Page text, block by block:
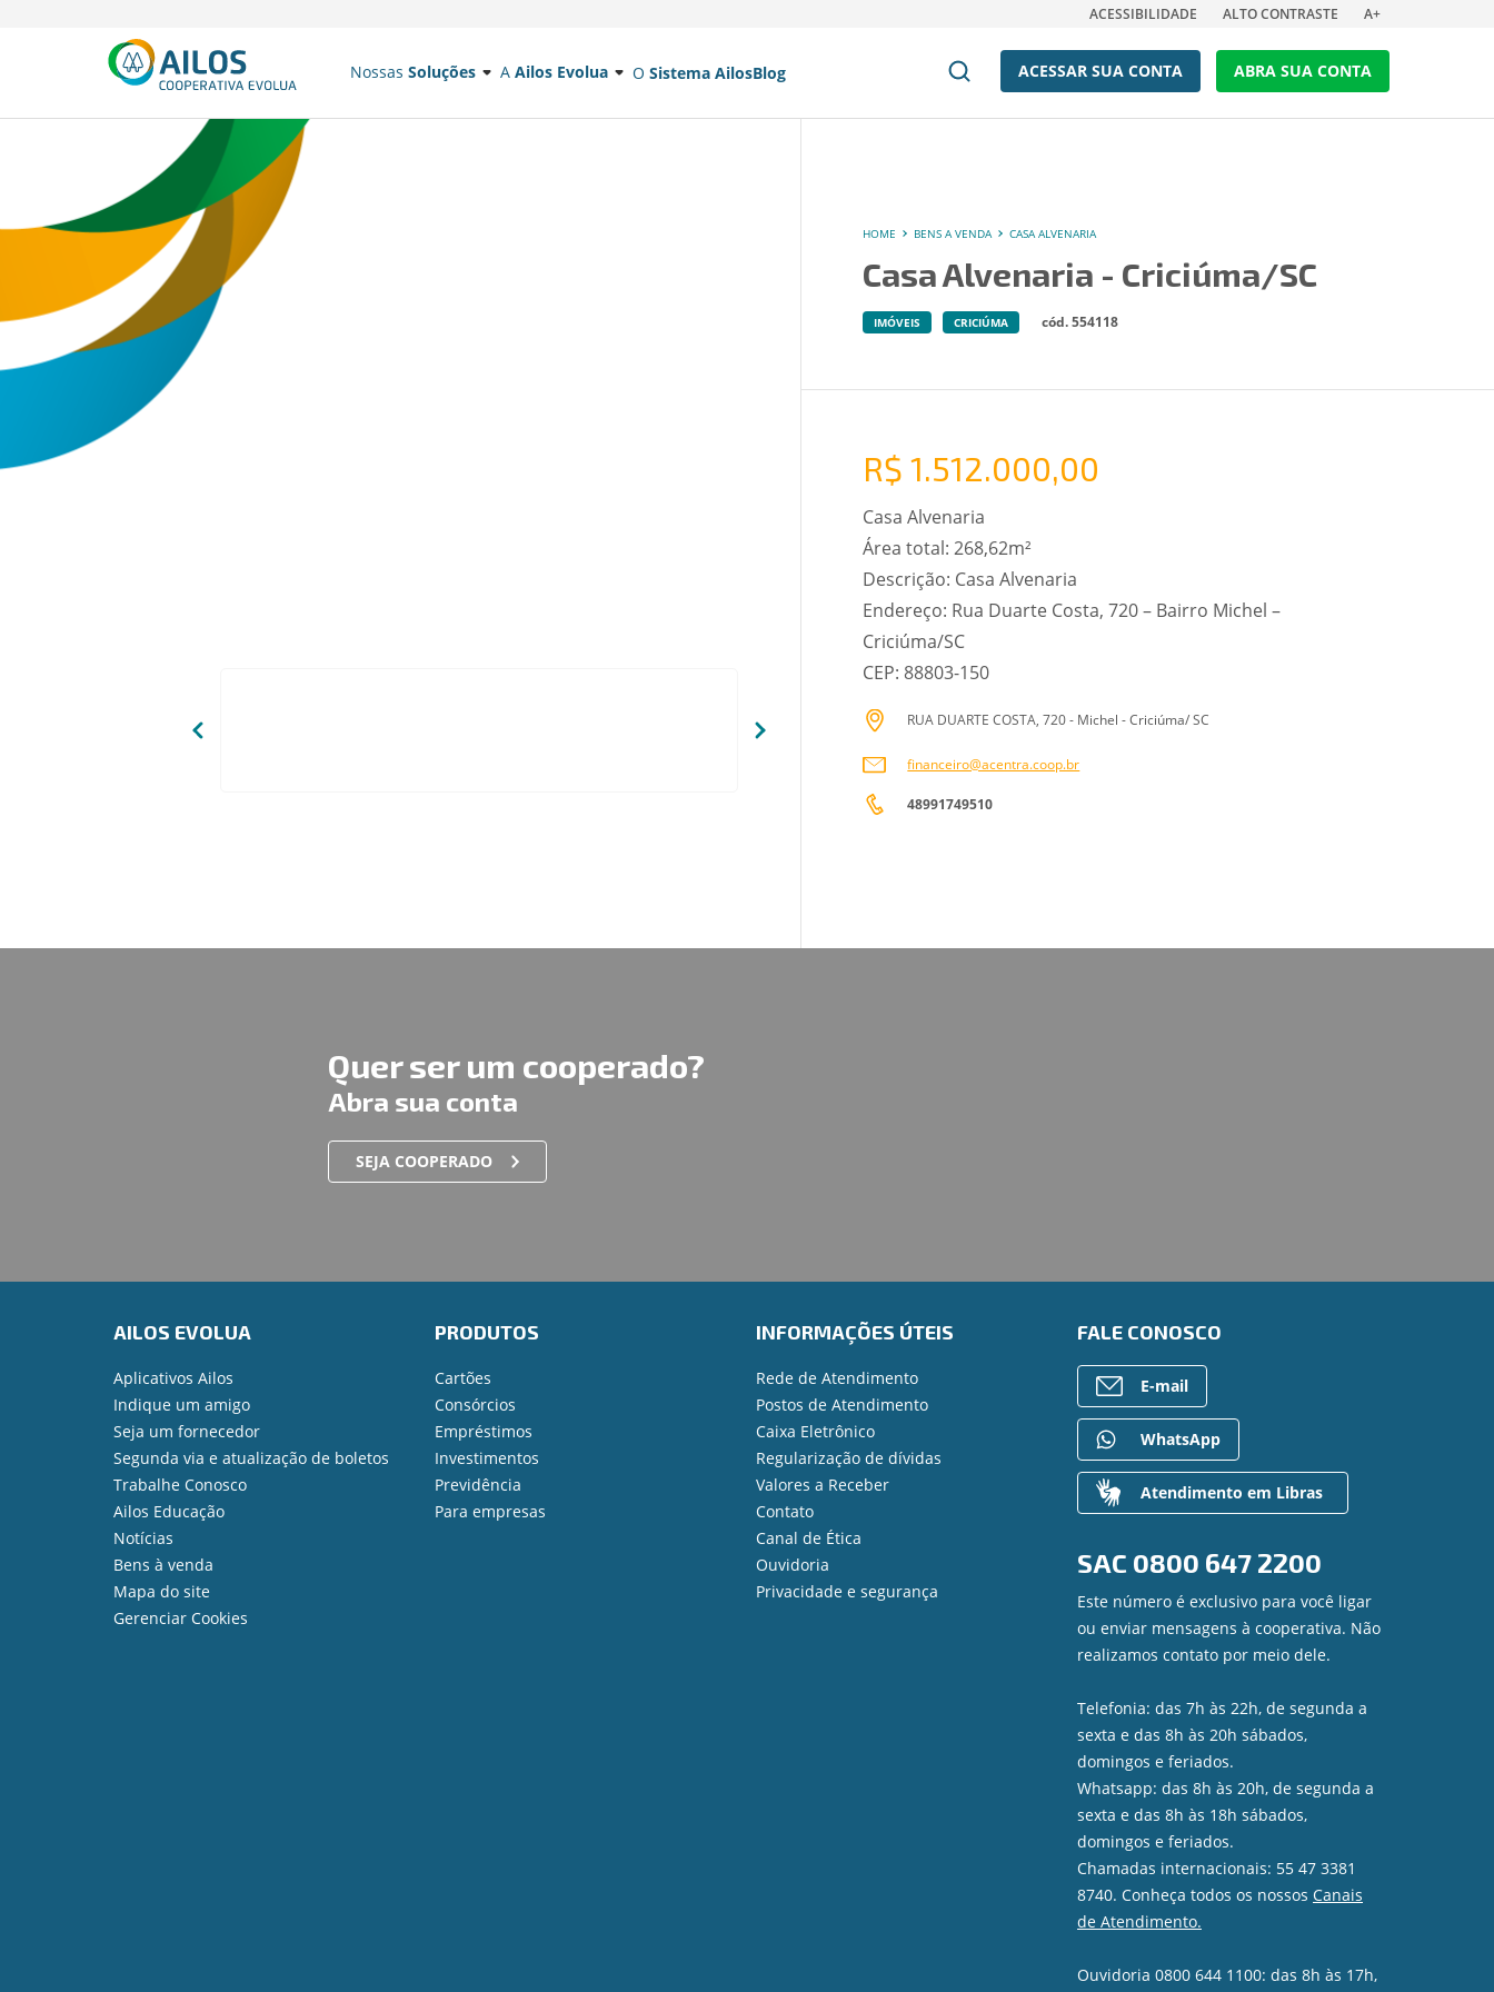
ACESSIBILIDADE ALTO CONTRASTE A+
Nossas Soluções A Ailos Evolua O Sistema AilosBlog ACESSAR SUA CONTA ABRA SUA CONTA
HOME BENS A VENDA CASA ALVENARIA
Casa Alvenaria - Criciúma/SC
IMÓVEIS CRICIÚMA cód. 554118
R$ 1.512.000,00
Casa Alvenaria
Área total: 268,62m²
Descrição: Casa Alvenaria
Endereço: Rua Duarte Costa, 720 – Bairro Michel –
Criciúma/SC
CEP: 88803-150
RUA DUARTE COSTA, 720 - Michel - Criciúma/ SC
financeiro@acentra.coop.br
48991749510
Quer ser um cooperado?
Abra sua conta
SEJA COOPERADO
AILOS EVOLUA
Aplicativos Ailos
Indique um amigo
Seja um fornecedor
Segunda via e atualização de boletos
Trabalhe Conosco
Ailos Educação
Notícias
Bens à venda
Mapa do site
Gerenciar Cookies
PRODUTOS
Cartões
Consórcios
Empréstimos
Investimentos
Previdência
Para empresas
INFORMAÇÕES ÚTEIS
Rede de Atendimento
Postos de Atendimento
Caixa Eletrônico
Regularização de dívidas
Valores a Receber
Contato
Canal de Ética
Ouvidoria
Privacidade e segurança
FALE CONOSCO
E-mail
WhatsApp
Atendimento em Libras
SAC 0800 647 2200
Este número é exclusivo para você ligar
ou enviar mensagens à cooperativa. Não
realizamos contato por meio dele.
Telefonia: das 7h às 22h, de segunda a
sexta e das 8h às 20h sábados,
domingos e feriados.
Whatsapp: das 8h às 20h, de segunda a
sexta e das 8h às 18h sábados,
domingos e feriados.
Chamadas internacionais: 55 47 3381
8740. Conheça todos os nossos Canais
de Atendimento.
Ouvidoria 0800 644 1100: das 8h às 17h,